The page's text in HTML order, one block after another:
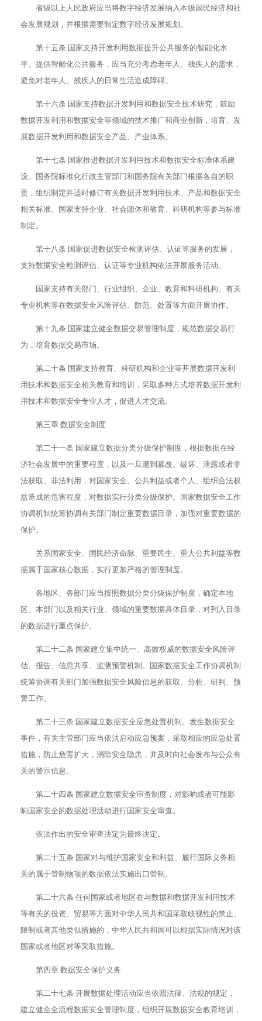
省级以上人民政府应当将数字经济发展纳入本级国民经济和社
会发展规划，并根据需要制定数字经济发展规划。
第十五条 国家支持开发利用数据提升公共服务的智能化水
平。提供智能化公共服务，应当充分考虑老年人、残疾人的需求，
避免对老年人、残疾人的日常生活造成障碍。
第十六条 国家支持数据开发利用和数据安全技术研究，鼓励
数据开发利用和数据安全等领域的技术推广和商业创新，培育、发
展数据开发利用和数据安全产品、产业体系。
第十七条 国家推进数据开发利用技术和数据安全标准体系建
设。国务院标准化行政主管部门和国务院有关部门根据各自的职
责，组织制定并适时修订有关数据开发利用技术、产品和数据安全
相关标准。国家支持企业、社会团体和教育、科研机构等参与标准
制定。
第十八条 国家促进数据安全检测评估、认证等服务的发展，
支持数据安全检测评估、认证等专业机构依法开展服务活动。
国家支持有关部门、行业组织、企业、教育和科研机构、有关
专业机构等在数据安全风险评估、防范、处置等方面开展协作。
第十九条 国家建立健全数据交易管理制度，规范数据交易行
为，培育数据交易市场。
第二十条 国家支持教育、科研机构和企业等开展数据开发利
用技术和数据安全相关教育和培训，采取多种方式培养数据开发利
用技术和数据安全专业人才，促进人才交流。
第三章 数据安全制度
第二十一条 国家建立数据分类分级保护制度，根据数据在经
济社会发展中的重要程度，以及一旦遭到篡改、破坏、泄露或者非
法获取、非法利用，对国家安全、公共利益或者个人、组织合法权
益造成的危害程度，对数据实行分类分级保护。国家数据安全工作
协调机制统筹协调有关部门制定重要数据目录，加强对重要数据的
保护。
关系国家安全、国民经济命脉、重要民生、重大公共利益等数
据属于国家核心数据，实行更加严格的管理制度。
各地区、各部门应当按照数据分类分级保护制度，确定本地
区、本部门以及相关行业、领域的重要数据具体目录，对列入目录
的数据进行重点保护。
第二十二条 国家建立集中统一、高效权威的数据安全风险评
估、报告、信息共享、监测预警机制。国家数据安全工作协调机制
统筹协调有关部门加强数据安全风险信息的获取、分析、研判、预
警工作。
第二十三条 国家建立数据安全应急处置机制。发生数据安全
事件，有关主管部门应当依法启动应急预案，采取相应的应急处置
措施，防止危害扩大，消除安全隐患，并及时向社会发布与公众有
关的警示信息。
第二十四条 国家建立数据安全审查制度，对影响或者可能影
响国家安全的数据处理活动进行国家安全审查。
依法作出的安全审查决定为最终决定。
第二十五条 国家对与维护国家安全和利益、履行国际义务相
关的属于管制物项的数据依法实施出口管制。
第二十六条 任何国家或者地区在与数据和数据开发利用技术
等有关的投资、贸易等方面对中华人民共和国采取歧视性的禁止、
限制或者其他类似措施的，中华人民共和国可以根据实际情况对该
国家或者地区对等采取措施。
第四章 数据安全保护义务
第二十七条 开展数据处理活动应当依照法律、法规的规定，
建立健全全流程数据安全管理制度，组织开展数据安全教育培训，